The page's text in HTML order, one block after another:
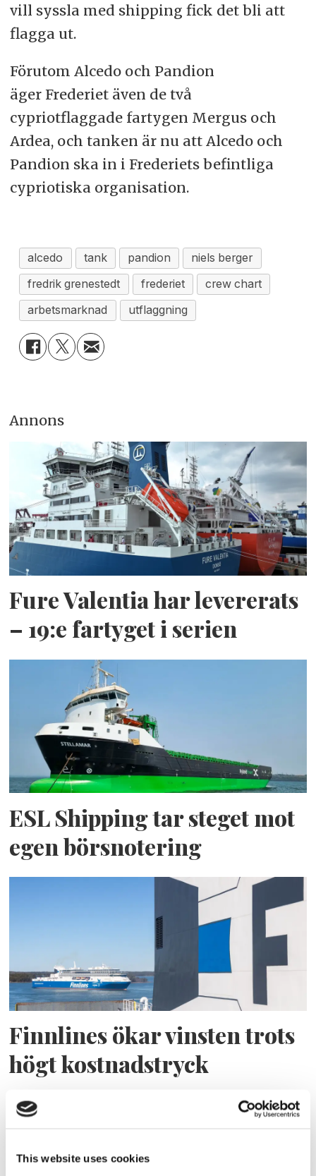
This website uses cookies
vill syssla med shipping fick det bli att
flagga ut.
Förutom Alcedo och Pandion
äger Frederiet även de två
cypriotflaggade fartygen Mergus och
Ardea, och tanken är nu att Alcedo och
Pandion ska in i Frederiets befintliga
cypriotiska organisation.
alcedo tank pandion
niels berger
fredrik grenestedt
frederiet
crew chart
arbetsmarknad
utflaggning
Annons
Fure Valentia har levererats
– 19:e fartyget i serien
ESL Shipping tar steget mot
egen börsnotering
Finnlines ökar vinsten trots
högt kostnadstryck